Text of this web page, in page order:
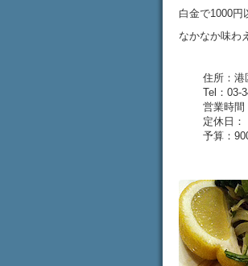
白金で1000円
なかなか味わ
住所：港
Tel：03-
営業時間
定休日：
予算：